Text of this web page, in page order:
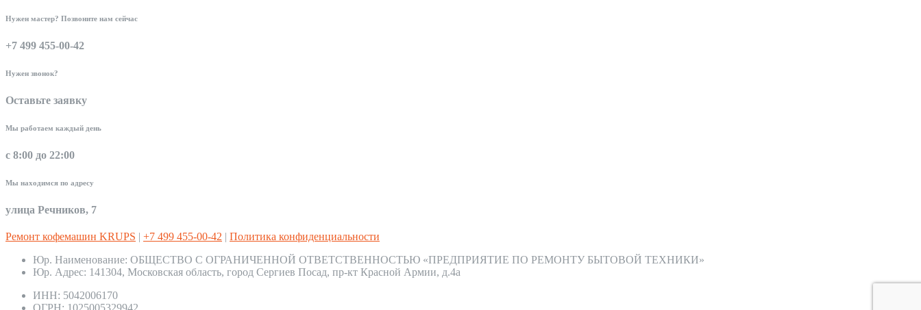
Нужен мастер? Позвоните нам сейчас
+7 499 455-00-42
Нужен звонок?
Оставьте заявку
Мы работаем каждый день
с 8:00 до 22:00
Мы находимся по адресу
улица Речников, 7
Ремонт кофемашин KRUPS | +7 499 455-00-42 | Политика конфиденциальности
Юр. Наименование: ОБЩЕСТВО С ОГРАНИЧЕННОЙ ОТВЕТСТВЕННОСТЬЮ «ПРЕДПРИЯТИЕ ПО РЕМОНТУ БЫТОВОЙ ТЕХНИКИ»
Юр. Адрес: 141304, Московская область, город Сергиев Посад, пр-кт Красной Армии, д.4а
ИНН: 5042006170
ОГРН: 1025005329942